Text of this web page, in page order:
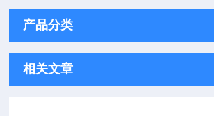
产品分类
相关文章